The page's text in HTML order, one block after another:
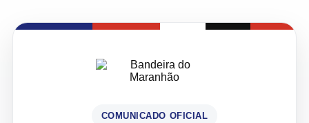
COMUNICADO OFICIAL